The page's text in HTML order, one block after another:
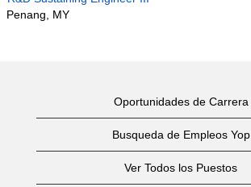
Penang, MY
Oportunidades de Carrera
Busqueda de Empleos Yop
Ver Todos los Puestos